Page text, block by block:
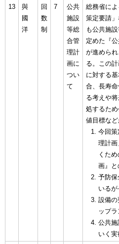
13
與
國
洋
回
数
制
7
公共
施設
等総
合管
理計
画に
つい
て
総務省に
策定要請
も公共施
定めた『
が進めら
る。この
に対する
合、長寿
る考えや
処するた
値目標など
今回策
理計画
くた
画』と
予防保
いる
設備の
ップ
公共施
いく